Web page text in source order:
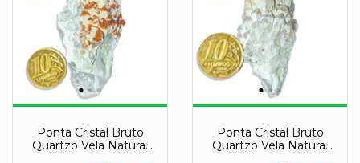
Ponta Cristal Bruto
Quartzo Vela Natural
Ponta Cristal Bruto
Quartzo Vela Natural